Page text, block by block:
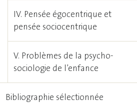
IV. Pensée égocentrique et
pensée sociocentrique
V. Problèmes de la psycho-
sociologie de l’enfance
Bibliographie sélectionnée